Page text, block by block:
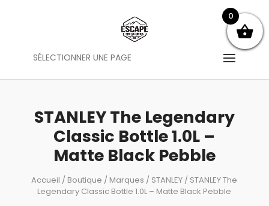
SÉLECTIONNER UNE PAGE
STANLEY The Legendary
Classic Bottle 1.0L –
Matte Black Pebble
Accueil / Boutique / Marques / STANLEY / STANLEY The
Legendary Classic Bottle 1.0L – Matte Black Pebble
0